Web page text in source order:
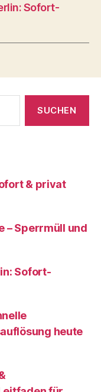
Sofort-
& privat
– Sperrmüll und
Sofort-
heute